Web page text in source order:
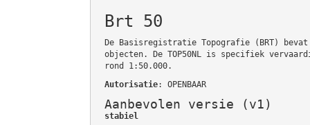
Brt 50
De Basisregistratie Topografie (BRT)
objecten. De TOP50NL is specifiek
rond 1:50.000.
Autorisatie: OPENBAAR
Aanbevolen versie (v1)
stabiel